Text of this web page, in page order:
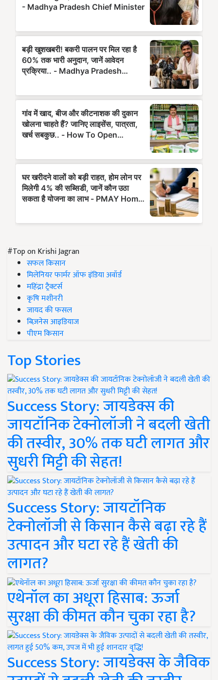
#Top on Krishi Jagran
सफल किसान
मिलेनियर फार्मर ऑफ इंडिया अवॉर्ड
महिंद्रा ट्रैक्टर्स
कृषि मशीनरी
जायद की फसल
बिज़नेस आइडियाज
पीएम किसान
Top Stories
Success Story: जायडेक्स की
जायटॉनिक टेक्नोलॉजी ने बदली खेती
की तस्वीर, 30% तक घटी लागत और
सुधरी मिट्टी की सेहत!
Success Story: जायटॉनिक
टेक्नोलॉजी से किसान कैसे बढ़ा रहे हैं
उत्पादन और घटा रहे हैं खेती की
लागत?
एथेनॉल का अधूरा हिसाब: ऊर्जा
सुरक्षा की कीमत कौन चुका रहा है?
Success Story: जायडेक्स के जैविक